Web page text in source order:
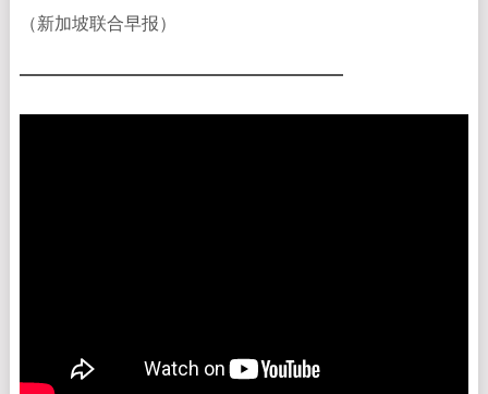
（新加坡联合早报）